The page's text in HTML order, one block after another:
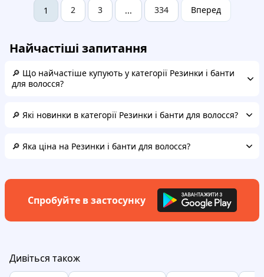
1 2 3 ... 334 Вперед
Найчастіші запитання
🔎 Що найчастіше купують у категорії Резинки і банти
для волосся?
🔎 Які новинки в категорії Резинки і банти для волосся?
🔎 Яка ціна на Резинки і банти для волосся?
Спробуйте в застосунку
Дивіться також